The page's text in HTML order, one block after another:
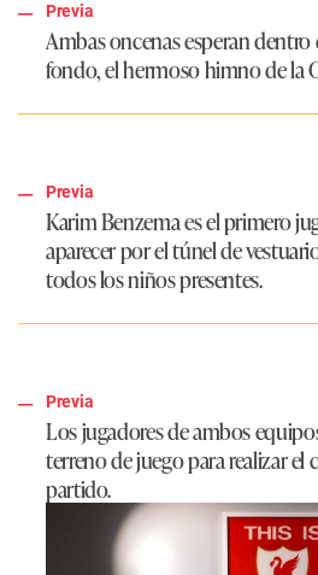
Previa
Ambas oncenas esperan
fondo, el hermoso himno de la
Previa
Karim Benzema es el primero
aparecer por el túnel de
todos los niños presentes.
Previa
Los jugadores de ambos
terreno de juego para realizar
partido.